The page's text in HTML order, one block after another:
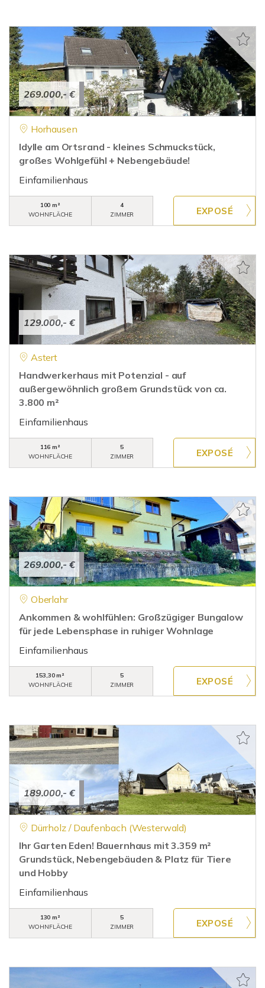
269.000,- €
Horhausen
Idylle am Ortsrand - kleines Schmuckstück,
großes Wohlgefühl + Nebengebäude!
Einfamilienhaus
100 m²
WOHNFLÄCHE
4
ZIMMER
129.000,- €
Astert
Handwerkerhaus mit Potenzial - auf
außergewöhnlich großem Grundstück von ca.
3.800 m²
Einfamilienhaus
116 m²
WOHNFLÄCHE
5
ZIMMER
269.000,- €
Oberlahr
Ankommen & wohlfühlen: Großzügiger Bungalow
für jede Lebensphase in ruhiger Wohnlage
Einfamilienhaus
153,30 m²
WOHNFLÄCHE
5
ZIMMER
189.000,- €
Dürrholz / Daufenbach (Westerwald)
Ihr Garten Eden! Bauernhaus mit 3.359 m²
Grundstück, Nebengebäuden & Platz für Tiere
und Hobby
Einfamilienhaus
130 m²
WOHNFLÄCHE
5
ZIMMER